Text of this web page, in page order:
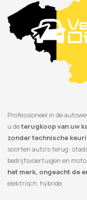
Professioneel in de
u deterugkoop van uw
zonder technische
soorten auto’s terug:
bedrijfsvoertuigen en
het merk, ongeacht de
elektrisch, hybride.